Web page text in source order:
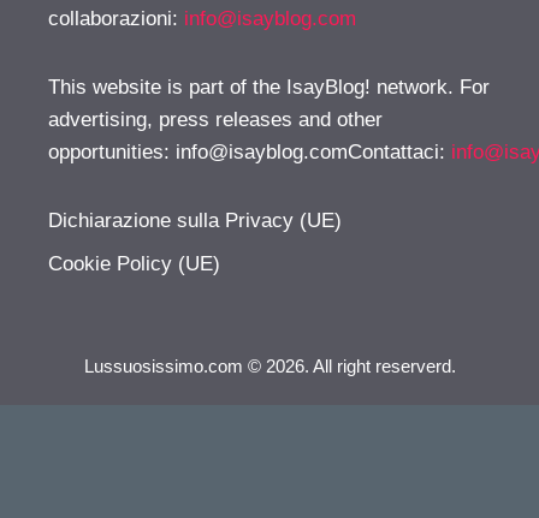
collaborazioni: info@isayblog.com
This website is part of the IsayBlog! network. For
advertising, press releases and other
opportunities: info@isayblog.comContattaci:
Dichiarazione sulla Privacy (UE)
Cookie Policy (UE)
Lussuosissimo.com © 2026. All right reserverd.